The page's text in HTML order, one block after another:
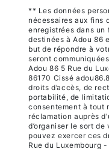
** Les données
nécessaires aux fins
enregistrées dans
destinées à Adou 86
but de répondre à
seront
Adou 86 5 Rue du
86170 Cissé
droits d’accès, de
portabilité, de
consentement à tout
réclamation auprès
d’organiser le sort
pouvez exercer ces
Rue du Luxembourg